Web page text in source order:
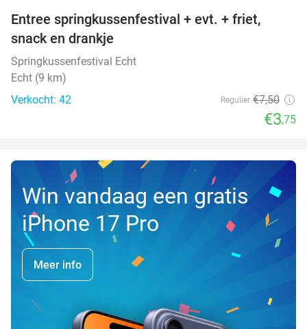
TODAY
Entree springkussenfestival + evt. + friet,
snack en drankje
Springkussenfestival Echt
Echt (9 km)
Verkocht: 42
Regulier €7,50
€3,75
Win vandaag een gratis
iPhone 17 Pro
Meer info